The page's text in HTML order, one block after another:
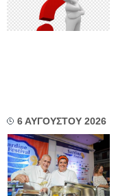
6 ΑΥΓΟΥΣΤΟΥ 2026